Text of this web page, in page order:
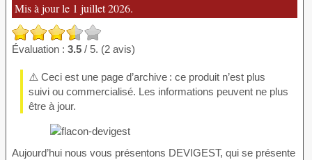
Mis à jour le 1 juillet 2026.
Évaluation : 3.5 / 5. (2 avis)
⚠️ Ceci est une page d’archive : ce produit n’est plus
suivi ou commercialisé. Les informations peuvent ne plus
être à jour.
Aujourd’hui nous vous présentons DEVIGEST, qui se présente